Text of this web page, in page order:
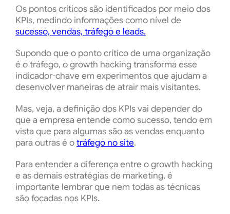
Os pontos críticos são identificados por meio dos
KPIs, medindo informações como nível de
sucesso, vendas, tráfego e leads.
Supondo que o ponto crítico de uma organização
é o tráfego, o growth hacking transforma esse
indicador-chave em experimentos que ajudam a
desenvolver maneiras de atrair mais visitantes.
Mas, veja, a definição dos KPIs vai depender do
que a empresa entende como sucesso, tendo em
vista que para algumas são as vendas enquanto
para outras é otráfego no site.
Para entender a diferença entre o growth hacking
e as demais estratégias de marketing, é
importante lembrar que nem todas as técnicas
são focadas nos KPIs.